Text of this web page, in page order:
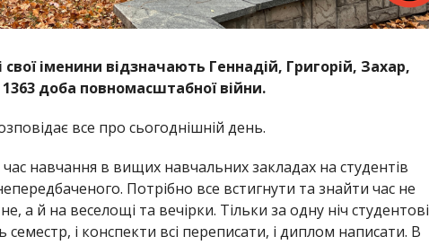
іменини відзначають Геннадій, Григорій, Захар,
доба повномасштабної війни.
все про сьогоднішній день.
час навчання в вищих навчальних закладах на студентів
Потрібно все встигнути та знайти час не
а й на веселощі та вечірки. Тільки за одну ніч студентові
семестр, і конспекти всі переписати, і диплом написати. В